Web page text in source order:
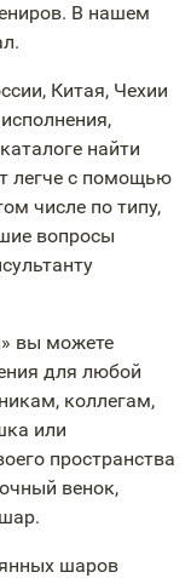
В нашем
Китая, Чехии
найти
легче с помощью
числе по типу,
вопросы
вы можете
для любой
коллегам,
или
пространства
венок,
шаров